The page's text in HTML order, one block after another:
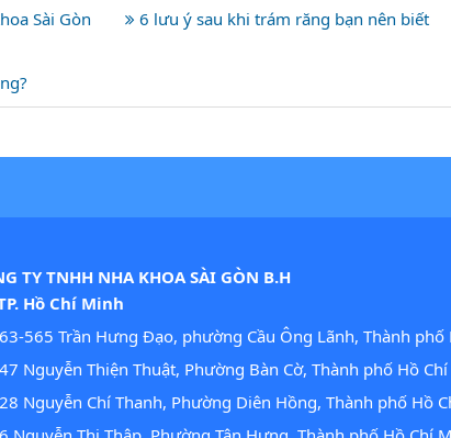
Sài Gòn
6 lưu ý sau khi trám răng bạn nên biết
TY TNHH NHA KHOA SÀI GÒN B.H
Hồ Chí Minh
565 Trần Hưng Đạo, phường Cầu Ông Lãnh, Thành phố
Nguyễn Thiện Thuật, Phường Bàn Cờ, Thành phố Hồ
Nguyễn Chí Thanh, Phường Diên Hồng, Thành phố Hồ